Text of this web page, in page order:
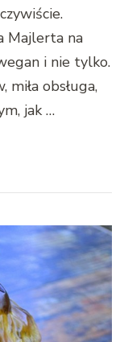
Majlerta na
i nie tylko.
obsługa,
jak …